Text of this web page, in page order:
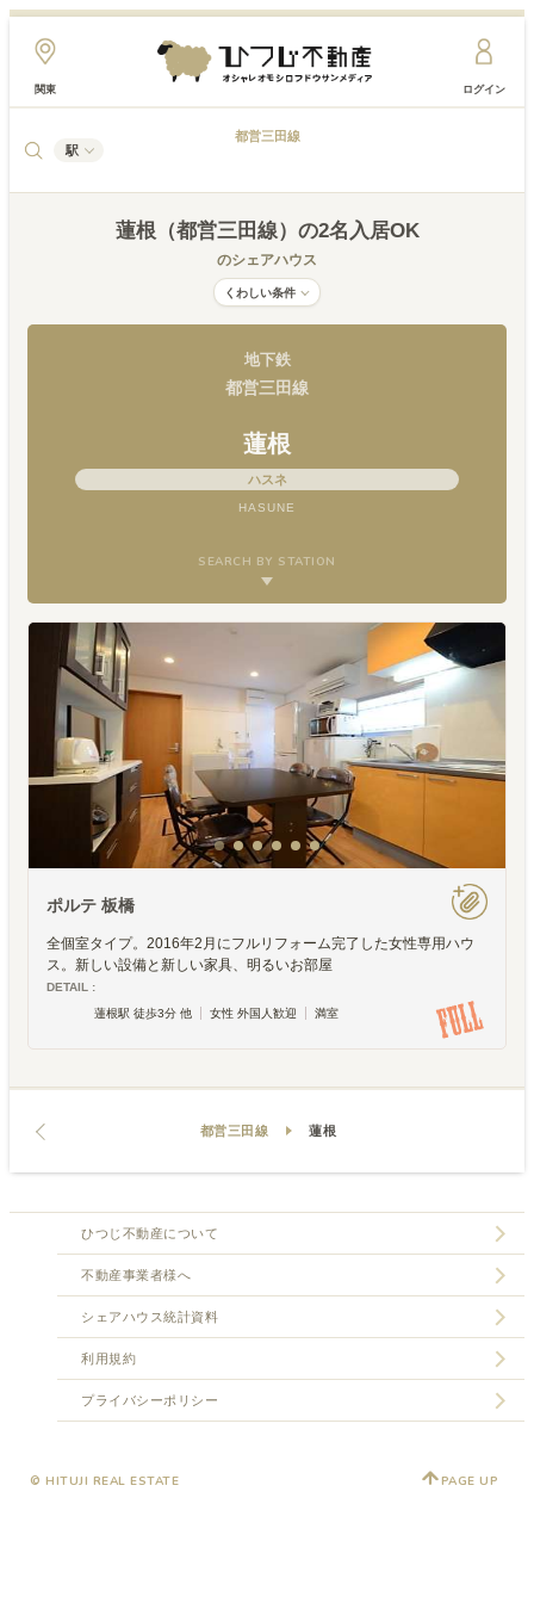
関東 ログイン
駅
都営三田線
蓮根（都営三田線） の2名入居OK
のシェアハウス
くわしい条件
地下鉄
都営三田線
蓮根
ハスネ
HASUNE
SEARCH BY STATION
ポルテ 板橋
全個室タイプ。2016年2月にフルリフォーム完了した女性専用ハウ
ス。新しい設備と新しい家具、明るいお部屋
DETAIL :
蓮根駅 徒歩3分 他
女性 外国人歓迎 満室
都営三田線 蓮根
ひつじ不動産について
不動産事業者様へ
シェアハウス統計資料
利用規約
プライバシーポリシー
© HITUJI REAL ESTATE PAGE UP